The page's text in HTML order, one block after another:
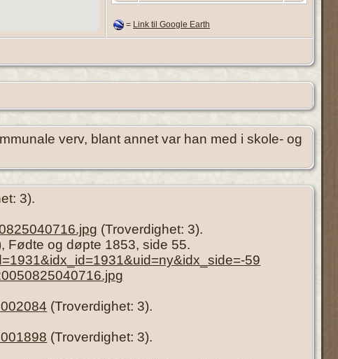
= Link til Google Earth
verv, blant annet var han med i skole- og
3).
(Troverdighet: 3).
Fødte og døpte 1853, side 55.
59
(Troverdighet: 3).
(Troverdighet: 3).